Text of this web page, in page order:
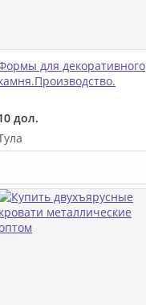
для декоративного
дол.